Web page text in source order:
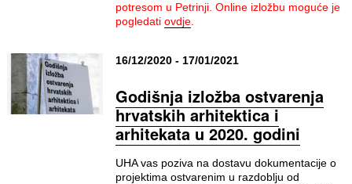
potresom u Petrinji. Online izložbu moguće je
pogledati ovdje.
16/12/2020 - 17/01/2021
Godišnja izložba ostvarenja
hrvatskih arhitektica i
arhitekata u 2020. godini
UHA vas poziva na dostavu dokumentacije o
projektima ostvarenim u razdoblju od